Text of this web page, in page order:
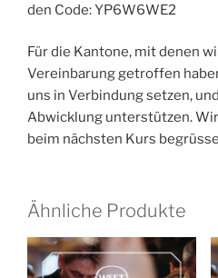
den Code: YP6W6WE2
Für die Kantone, mit denen
Vereinbarung getroffen
uns in Verbindung setzen,
Abwicklung unterstützen.
beim nächsten Kurs
Ähnliche Produkte